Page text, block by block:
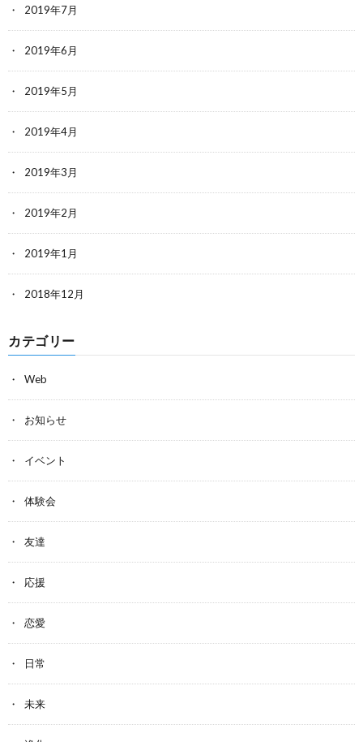
2019年7月
2019年6月
2019年5月
2019年4月
2019年3月
2019年2月
2019年1月
2018年12月
カテゴリー
Web
お知らせ
イベント
体験会
友達
応援
恋愛
日常
未来